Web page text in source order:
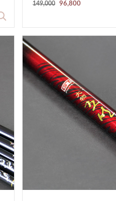
149,000 96,800